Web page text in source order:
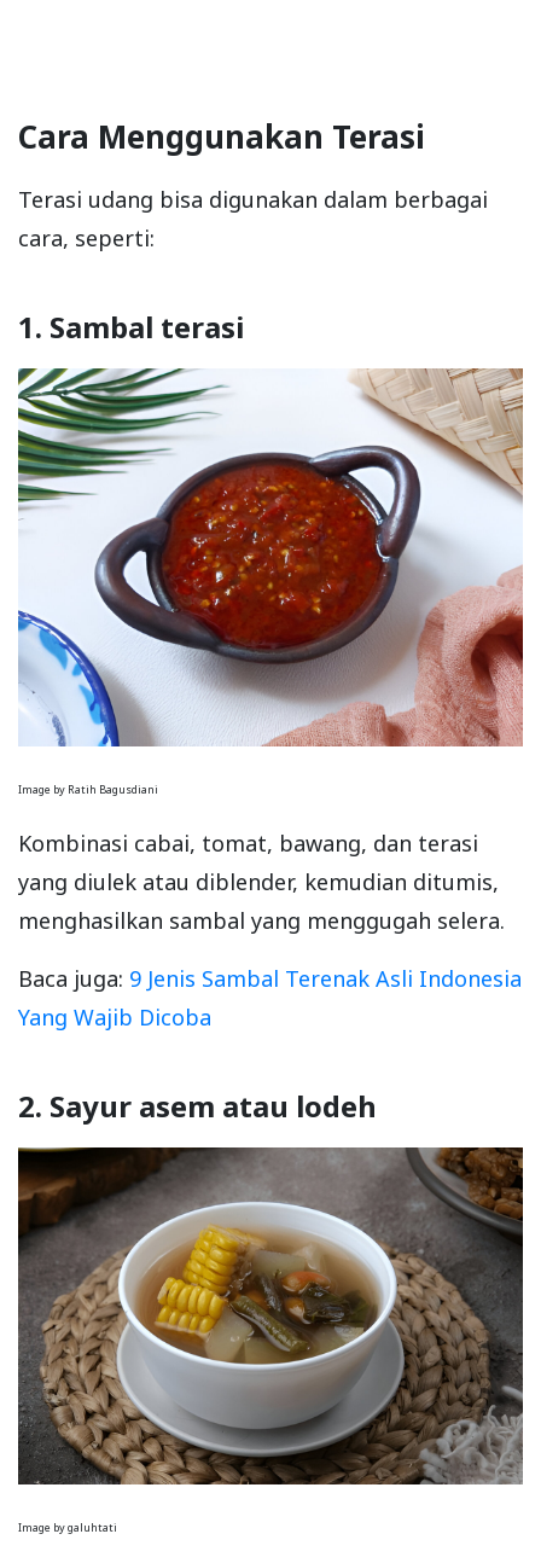
Cara Menggunakan Terasi
Terasi udang bisa digunakan dalam berbagai
cara, seperti:
1. Sambal terasi
Image by Ratih Bagusdiani
Kombinasi cabai, tomat, bawang, dan terasi
yang diulek atau diblender, kemudian ditumis,
menghasilkan sambal yang menggugah selera.
Baca juga: 9 Jenis Sambal Terenak Asli Indonesia
Yang Wajib Dicoba
2. Sayur asem atau lodeh
Image by galuhtati